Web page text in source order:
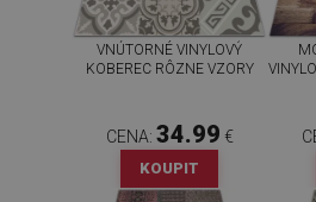
VNÚTORNÉ VINYLOVÝ
KOBEREC RÔZNE VZORY
CENA: 34.99 €
KOUPIT